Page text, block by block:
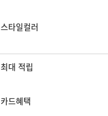
스타일컬러
최대 적립
카드혜택